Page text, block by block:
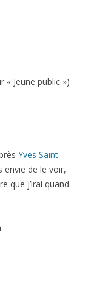
Jeune public »)
Yves Saint-
envie de le voir,
que j’irai quand